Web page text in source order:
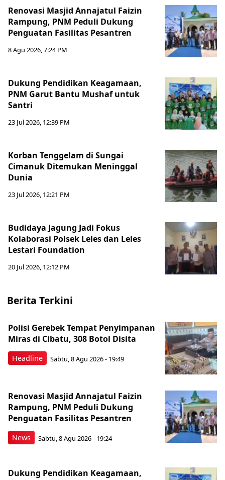
Renovasi Masjid Annajatul Faizin
Rampung, PNM Peduli Dukung
Penguatan Fasilitas Pesantren
8 Agu 2026, 7:24 PM
Dukung Pendidikan Keagamaan,
PNM Garut Bantu Mushaf untuk
Santri
23 Jul 2026, 12:39 PM
Korban Tenggelam di Sungai
Cimanuk Ditemukan Meninggal
Dunia
23 Jul 2026, 12:21 PM
Budidaya Jagung Jadi Fokus
Kolaborasi Polsek Leles dan Leles
Lestari Foundation
20 Jul 2026, 12:12 PM
Berita Terkini
Headline
Polisi Gerebek Tempat Penyimpanan
Miras di Cibatu, 308 Botol Disita
Sabtu, 8 Agu 2026 - 19:49
News
Renovasi Masjid Annajatul Faizin
Rampung, PNM Peduli Dukung
Penguatan Fasilitas Pesantren
Sabtu, 8 Agu 2026 - 19:24
Dukung Pendidikan Keagamaan,